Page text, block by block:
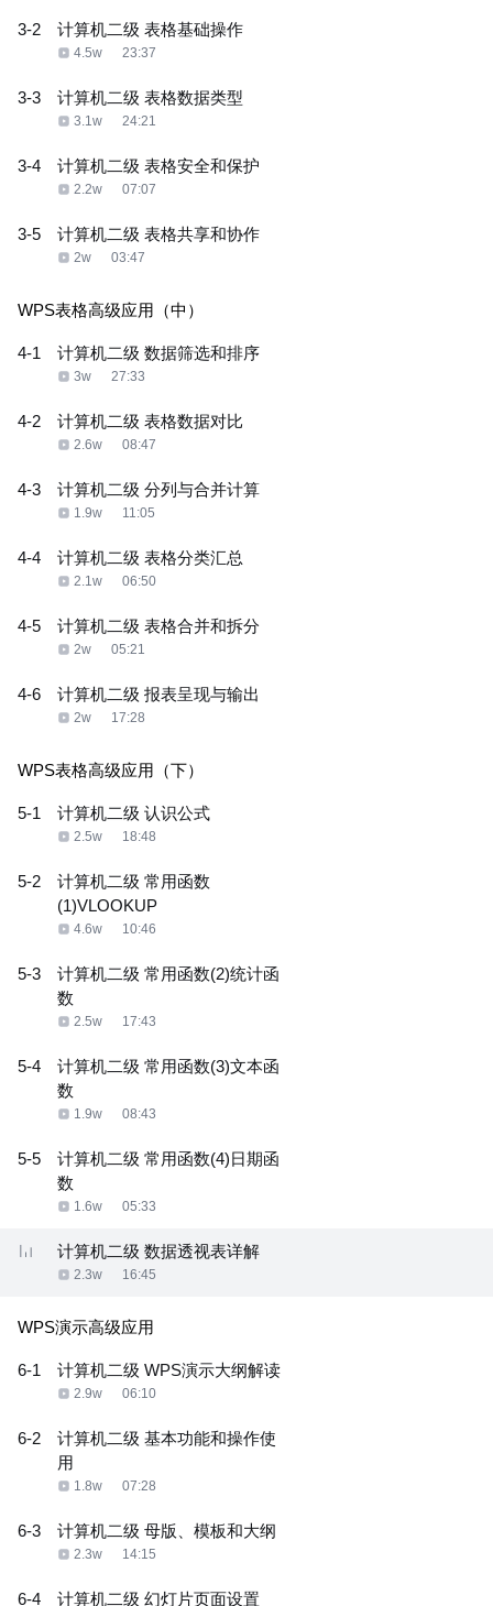
3-2 计算机二级 表格基础操作
4.5w 23:37
3-3 计算机二级 表格数据类型
3.1w 24:21
3-4 计算机二级 表格安全和保护
2.2w 07:07
3-5 计算机二级 表格共享和协作
2w 03:47
WPS表格高级应用（中）
4-1 计算机二级 数据筛选和排序
3w 27:33
4-2 计算机二级 表格数据对比
2.6w 08:47
4-3 计算机二级 分列与合并计算
1.9w 11:05
4-4 计算机二级 表格分类汇总
2.1w 06:50
4-5 计算机二级 表格合并和拆分
2w 05:21
4-6 计算机二级 报表呈现与输出
2w 17:28
WPS表格高级应用（下）
5-1 计算机二级 认识公式
2.5w 18:48
5-2
计算机二级 常用函数
(1)VLOOKUP
4.6w 10:46
5-3
计算机二级 常用函数(2)统计函
数
2.5w 17:43
5-4
计算机二级 常用函数(3)文本函
数
1.9w 08:43
5-5
计算机二级 常用函数(4)日期函
数
1.6w 05:33
计算机二级 数据透视表详解
2.3w 16:45
WPS演示高级应用
6-1 计算机二级 WPS演示大纲解读
2.9w 06:10
6-2
计算机二级 基本功能和操作使
用
1.8w 07:28
6-3 计算机二级 母版、模板和大纲
2.3w 14:15
6-4 计算机二级 幻灯片页面设置